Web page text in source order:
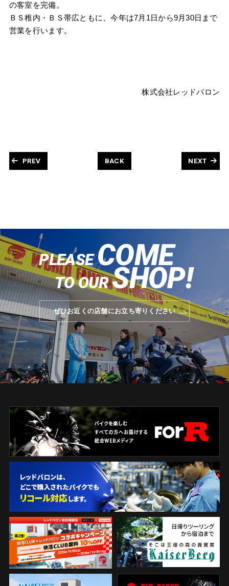
の客室を完備。
ＢＳ稚内・ＢＳ帯広ともに、今年は7月1日から9月30日まで
営業を行います。
株式会社レッドバロン
NEXT
BACK
PREV
PLEASECOME
TO OURSHOP!
ぜひお近くの店舗にお立ち寄りください